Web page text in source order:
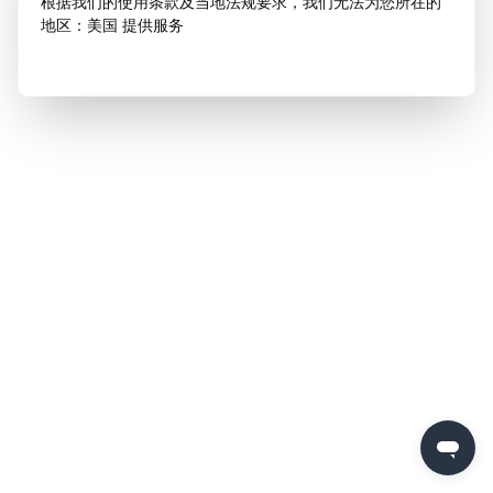
地区：美国 提供服务